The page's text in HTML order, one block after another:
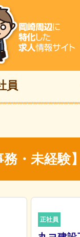
員
務・未経
正社員